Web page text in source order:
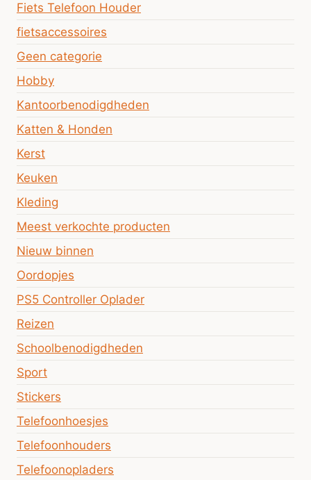
Fiets Telefoon Houder
fietsaccessoires
Geen categorie
Hobby
Kantoorbenodigdheden
Katten & Honden
Kerst
Keuken
Kleding
Meest verkochte producten
Nieuw binnen
Oordopjes
PS5 Controller Oplader
Reizen
Schoolbenodigdheden
Sport
Stickers
Telefoonhoesjes
Telefoonhouders
Telefoonopladers